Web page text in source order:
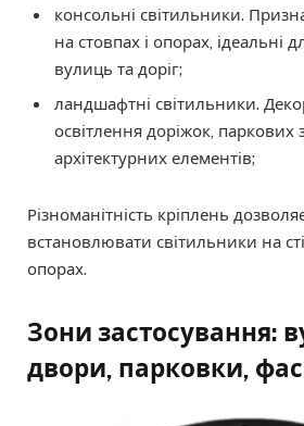
консольні світильники.
на стовпах і опорах, ідеальні
вулиць та доріг;
ландшафтні світильники.
освітлення доріжок, паркових
архітектурних елементів;
Різноманітність кріплень
встановлювати світильники на
опорах.
Зони застосування:
двори, парковки,